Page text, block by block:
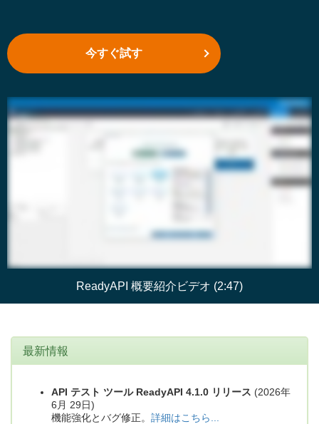
今すぐ試す
ReadyAPI 概要紹介ビデオ (2:47)
最新情報
API テスト ツール ReadyAPI 4.1.0 リリース (2026年
6月 29日)
機能強化とバグ修正。 詳細はこちら...